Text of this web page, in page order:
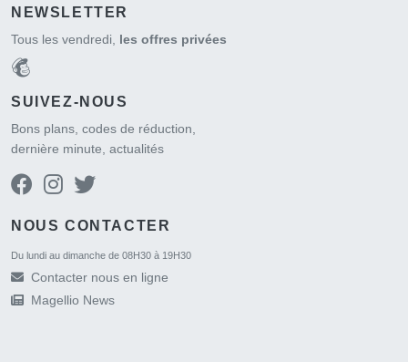
NEWSLETTER
Tous les vendredi, les offres privées
SUIVEZ-NOUS
Bons plans, codes de réduction,
dernière minute, actualités
NOUS CONTACTER
Du lundi au dimanche de 08H30 à 19H30
Contacter nous en ligne
Magellio News